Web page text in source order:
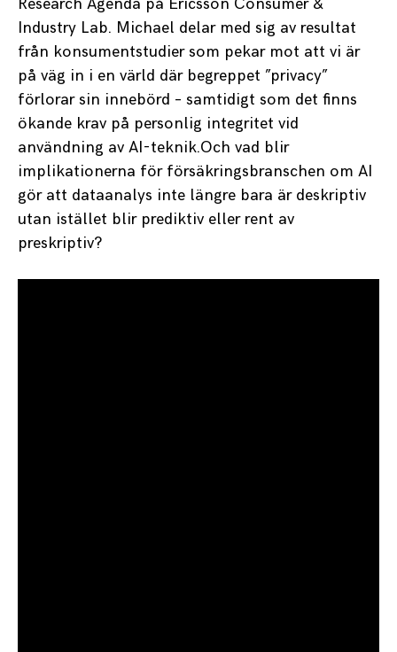
Research Agenda på Ericsson Consumer &
Industry Lab. Michael delar med sig av resultat
från konsumentstudier som pekar mot att vi är
på väg in i en värld där begreppet ”privacy”
förlorar sin innebörd – samtidigt som det finns
ökande krav på personlig integritet vid
användning av AI-teknik.Och vad blir
implikationerna för försäkringsbranschen om AI
gör att dataanalys inte längre bara är deskriptiv
utan istället blir prediktiv eller rent av
preskriptiv?